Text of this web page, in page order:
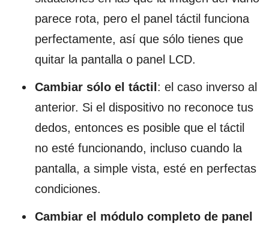
parece rota, pero el panel táctil funciona
perfectamente, así que sólo tienes que
quitar la pantalla o panel LCD.
Cambiar sólo el táctil : el caso inverso al
anterior. Si el dispositivo no reconoce tus
dedos, entonces es posible que el táctil
no esté funcionando, incluso cuando la
pantalla, a simple vista, esté en perfectas
condiciones.
Cambiar el módulo completo de panel